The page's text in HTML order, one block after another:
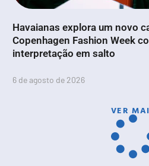
Havaianas explora um novo
Copenhagen Fashion Week
interpretação em salto
6 de agosto de 2026
VER